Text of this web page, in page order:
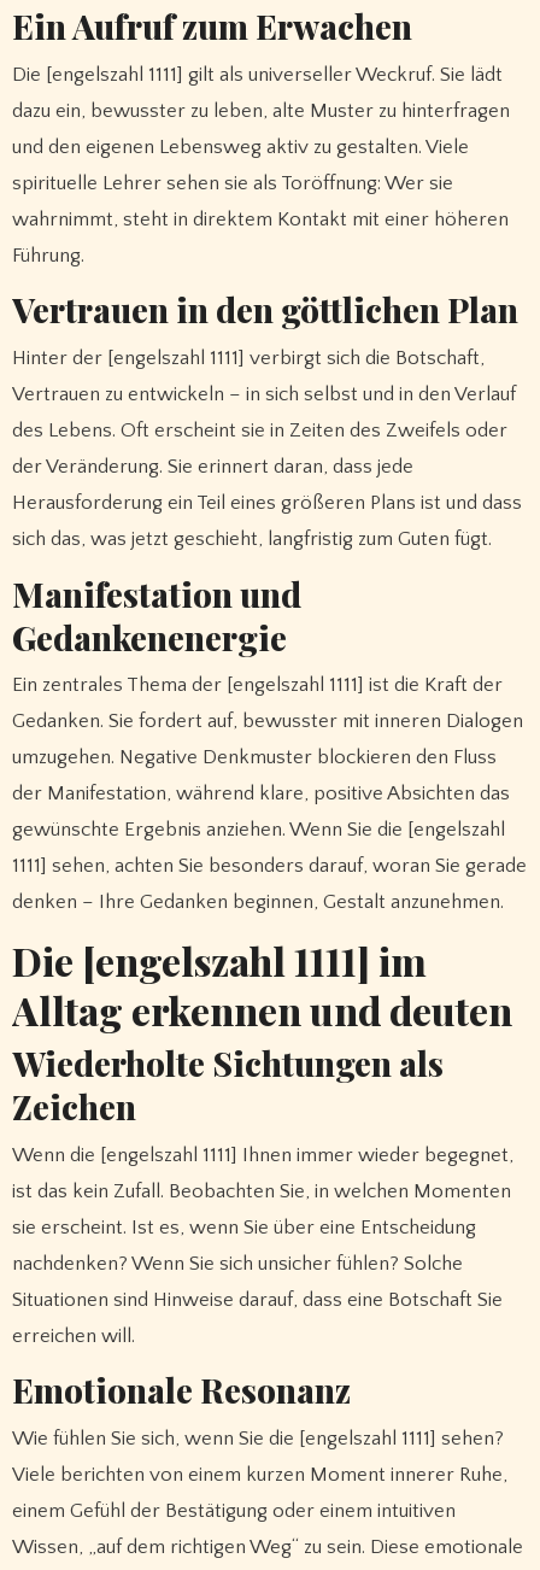
Ein Aufruf zum Erwachen
Die [engelszahl 1111] gilt als universeller Weckruf. Sie lädt
dazu ein, bewusster zu leben, alte Muster zu hinterfragen
und den eigenen Lebensweg aktiv zu gestalten. Viele
spirituelle Lehrer sehen sie als Toröffnung: Wer sie
wahrnimmt, steht in direktem Kontakt mit einer höheren
Führung.
Vertrauen in den göttlichen Plan
Hinter der [engelszahl 1111] verbirgt sich die Botschaft,
Vertrauen zu entwickeln – in sich selbst und in den Verlauf
des Lebens. Oft erscheint sie in Zeiten des Zweifels oder
der Veränderung. Sie erinnert daran, dass jede
Herausforderung ein Teil eines größeren Plans ist und dass
sich das, was jetzt geschieht, langfristig zum Guten fügt.
Manifestation und
Gedankenenergie
Ein zentrales Thema der [engelszahl 1111] ist die Kraft der
Gedanken. Sie fordert auf, bewusster mit inneren Dialogen
umzugehen. Negative Denkmuster blockieren den Fluss
der Manifestation, während klare, positive Absichten das
gewünschte Ergebnis anziehen. Wenn Sie die [engelszahl
1111] sehen, achten Sie besonders darauf, woran Sie gerade
denken – Ihre Gedanken beginnen, Gestalt anzunehmen.
Die [engelszahl 1111] im
Alltag erkennen und deuten
Wiederholte Sichtungen als
Zeichen
Wenn die [engelszahl 1111] Ihnen immer wieder begegnet,
ist das kein Zufall. Beobachten Sie, in welchen Momenten
sie erscheint. Ist es, wenn Sie über eine Entscheidung
nachdenken? Wenn Sie sich unsicher fühlen? Solche
Situationen sind Hinweise darauf, dass eine Botschaft Sie
erreichen will.
Emotionale Resonanz
Wie fühlen Sie sich, wenn Sie die [engelszahl 1111] sehen?
Viele berichten von einem kurzen Moment innerer Ruhe,
einem Gefühl der Bestätigung oder einem intuitiven
Wissen, „auf dem richtigen Weg“ zu sein. Diese emotionale